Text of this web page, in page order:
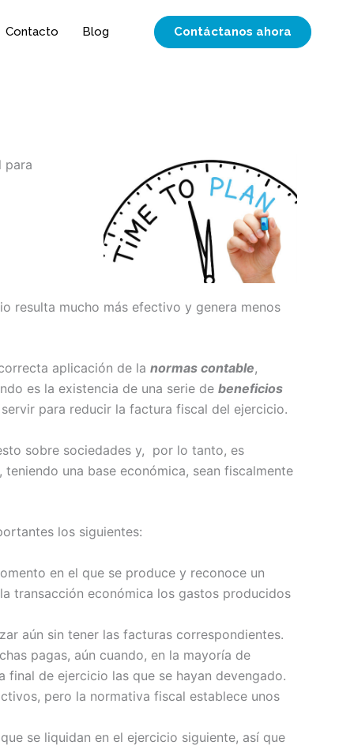
Contacto Blog Contáctanos ahora
para
resulta mucho más efectivo y genera menos
aplicación de la normas contable,
es la existencia de una serie de beneficios
para reducir la factura fiscal del ejercicio.
sobre sociedades y, por lo tanto, es
teniendo una base económica, sean fiscalmente
los siguientes:
en el que se produce y reconoce un
transacción económica los gastos producidos
aún sin tener las facturas correspondientes.
pagas, aún cuando, en la mayoría de
de ejercicio las que se hayan devengado.
pero la normativa fiscal establece unos
se liquidan en el ejercicio siguiente, así que